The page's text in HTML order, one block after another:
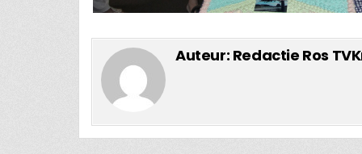
Auteur: Redactie Ros